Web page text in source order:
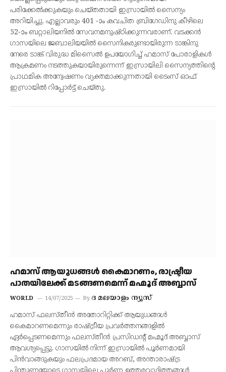
പരിക്കേല്‍ക്കുകയും ചെയ്തതായി ഇസ്രായില്‍ സൈന്യം
അറിയിച്ചു. എല്ലാവരും 401 -ാം കവചിത ബ്രിഗേഡിനു കീഴിലെ
52-ാം ബറ്റാലിയനില്‍ സേവനമനുഷ്ഠിക്കുന്നവരാണ്. വടക്കന്‍
ഗാസയിലെ ജബാലിയയില്‍ സൈനികരുണ്ടായിരുന്ന ടാങ്കിനു
നേരെ ടാങ്ക് വിരുദ്ധ മിസൈല്‍ ഉപയോഗിച്ച് ഹമാസ് പോരാളികള്‍
ആക്രമണം നടത്തുകയായിരുന്നെന്ന് ഇസ്രായിലി സൈന്യത്തിന്റെ
പ്രാഥമിക അന്വേഷണം വ്യക്തമാക്കുന്നതായി ടൈംസ് ഓഫ്
ഇസ്രായില്‍ റിപ്പോര്‍ട്ട് ചെയ്തു.
ഹമാസ് ആയുധങ്ങൾ കൈമാറണം, രാഷ്ട്രീയ
പാതയിലേക്ക് മടങ്ങണമെന്ന് മഹ്മൂദ് അബ്ബാസ്
WORLD 14/07/2025 By ദ മലയാളം ന്യൂസ്
ഹമാസ് ഫലസ്തീന്‍ അതോറിറ്റിക്ക് ആയുധങ്ങള്‍
കൈമാറണമെന്നും രാഷ്ട്രീയ പ്രവര്‍ത്തനങ്ങളില്‍
ഏര്‍പ്പെടണമെന്നും ഫലസ്തീന്‍ പ്രസിഡന്റ് മഹ്മൂദ് അബ്ബാസ്
ആവശ്യപ്പെട്ടു. ഗാസയില്‍ നിന്ന് ഇസ്രായില്‍ പൂര്‍ണമായി
പിന്‍വാങ്ങുകയും ഫലപ്രദമായ അറബ്, അന്താരാഷ്ട്ര